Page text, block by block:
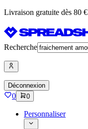
Livraison gratuite dès 80 €
Recherche
Déconnexion
0 0
Personnaliser